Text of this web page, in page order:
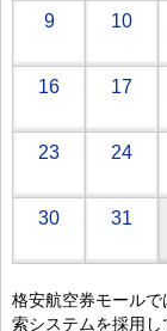
9 10
16 17
23 24
30 31
格安航空券モール
索システムを採用